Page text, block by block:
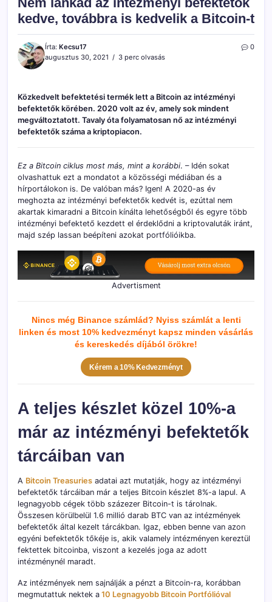
kedve, továbbra is kedvelik a Bitcoin-t
Írta: Kecsu17
augusztus 30, 2021
3 perc olvasás
0
Közkedvelt befektetési termék lett a Bitcoin az intézményi
befektetők körében. 2020 volt az év, amely sok mindent
megváltoztatott. Tavaly óta folyamatosan nő az intézményi
befektetők száma a kriptopiacon.
Ez a Bitcoin ciklus most más, mint a korábbi. – Idén sokat
olvashattuk ezt a mondatot a közösségi médiában és a
hírportálokon is. De valóban más? Igen! A 2020-as év
meghozta az intézményi befektetők kedvét is, ezúttal nem
akartak kimaradni a Bitcoin kínálta lehetőségből és egyre több
intézményi befektető kezdett el érdeklődni a kriptovaluták iránt,
majd szép lassan beépíteni azokat portfólióikba.
Advertisment
Nincs még Binance számlád? Nyiss számlát a lenti
linken és most 10% kedvezményt kapsz minden vásárlás
és kereskedés díjából örökre!
Kérem a 10% Kedvezményt
A teljes készlet közel 10%-a
már az intézményi befektetők
tárcáiban van
A Bitcoin Treasuries adatai azt mutatják, hogy az intézményi
befektetők tárcáiban már a teljes Bitcoin készlet 8%-a lapul. A
legnagyobb cégek több százezer Bitcoin-t is tárolnak.
Összesen körülbelül 1.6 millió darab BTC van az intézmények
befektetők által kezelt tárcákban. Igaz, ebben benne van azon
egyéni befektetők tőkéje is, akik valamely intézményen kereztül
fektettek bitcoinba, viszont a kezelés joga az adott
intézménynél maradt.
Az intézmények nem sajnálják a pénzt a Bitcoin-ra, korábban
megmutattuk nektek a 10 Legnagyobb Bitcoin Portfólióval